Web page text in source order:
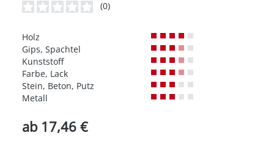
(0)
Holz
Gips, Spachtel
Kunststoff
Farbe, Lack
Stein, Beton, Putz
Metall
ab 17,46 €